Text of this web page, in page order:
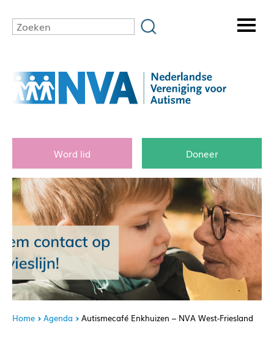
Word lid Doneer
Home Agenda Autismecafé Enkhuizen – NVA West-Friesland